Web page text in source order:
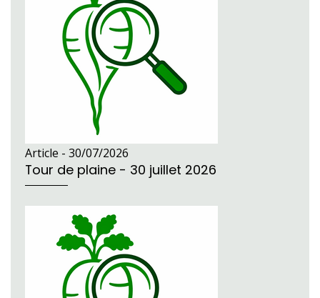
Article - 30/07/2026
Tour de plaine - 30 juillet 2026